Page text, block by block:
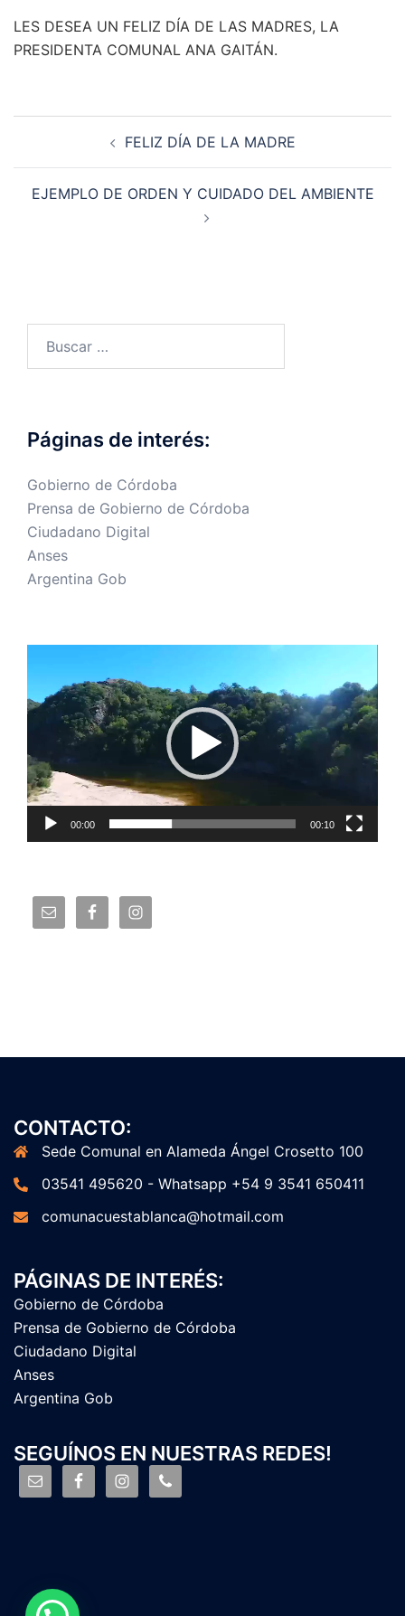
LES DESEA UN FELIZ DÍA DE LAS MADRES, LA
PRESIDENTA COMUNAL ANA GAITÁN.
entradas
FELIZ DÍA DE LA MADRE
EJEMPLO DE ORDEN Y CUIDADO DEL AMBIENTE
Páginas de interés:
Gobierno de Córdoba
Prensa de Gobierno de Córdoba
Ciudadano Digital
Anses
Argentina Gob
vídeo
00:00 00:10
CONTACTO:
Sede Comunal en Alameda Ángel Crosetto 100
03541 495620 - Whatsapp +54 9 3541 650411
comunacuestablanca@hotmail.com
PÁGINAS DE INTERÉS:
Gobierno de Córdoba
Prensa de Gobierno de Córdoba
Ciudadano Digital
Anses
Argentina Gob
SEGUÍNOS EN NUESTRAS REDES!